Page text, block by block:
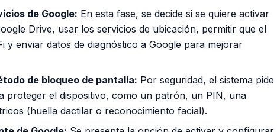
de Google: En esta fase, se decide si se quiere activar
Drive, usar los servicios de ubicación, permitir que el
y enviar datos de diagnóstico a Google para mejorar
de bloqueo de pantalla: Por seguridad, el sistema pide
proteger el dispositivo, como un patrón, un PIN, una
(huella dactilar o reconocimiento facial).